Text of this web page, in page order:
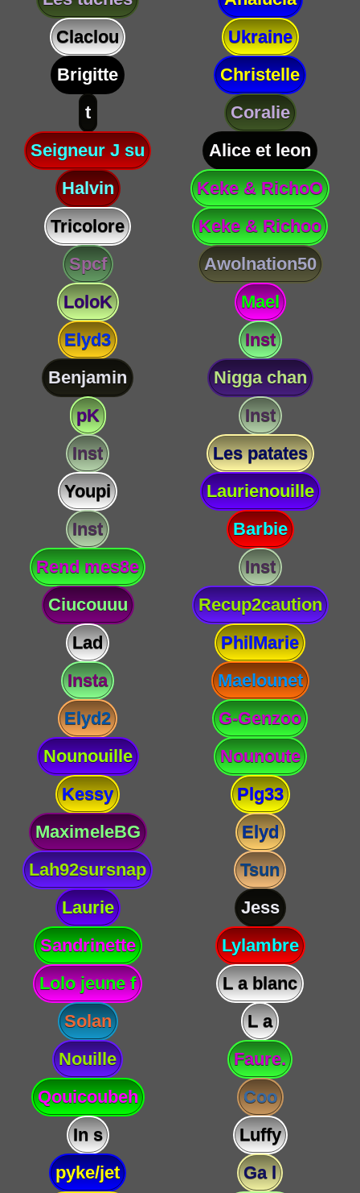
Claclou
Ukraine
Brigitte
Christelle
t
Coralie
Seigneur J su
Alice et leon
Halvin
Keke & RichoO
Tricolore
Keke & Richoo
Spcf
Awolnation50
LoloK
Mael
Elyd3
Inst
Benjamin
Nigga chan
pK
Inst
Inst
Les patates
Youpi
Laurienouille
Inst
Barbie
Rend mes8e
Inst
Ciucouuu
Recup2caution
Lad
PhilMarie
Insta
Maelounet
Elyd2
G-Genzoo
Nounouille
Nounoute
Kessy
Plg33
MaximeleBG
Elyd
Lah92sursnap
Tsun
Laurie
Jess
Sandrinette
Lylambre
Lolo jeune f
L a blanc
Solan
L a
Nouille
Faure.
Qouicoubeh
Coo
In s
Luffy
pyke/jet
Ga l